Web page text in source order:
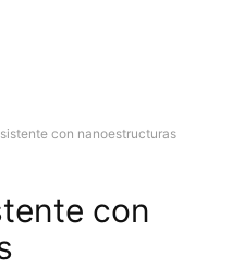
con nanoestructuras
con